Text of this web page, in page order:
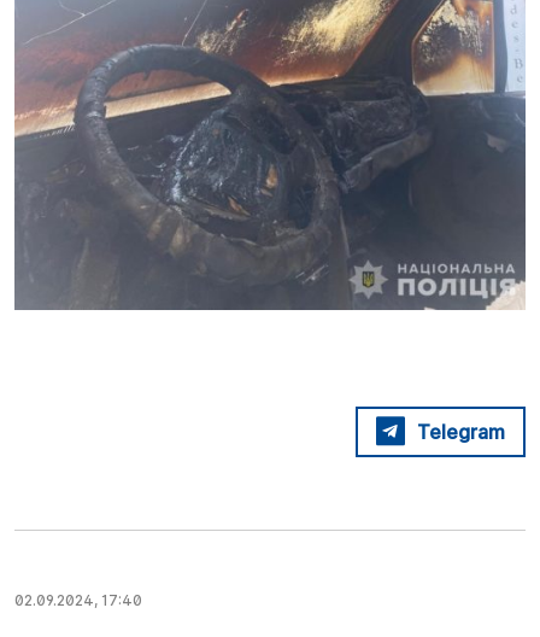
Telegram
02.09.2024, 17:40